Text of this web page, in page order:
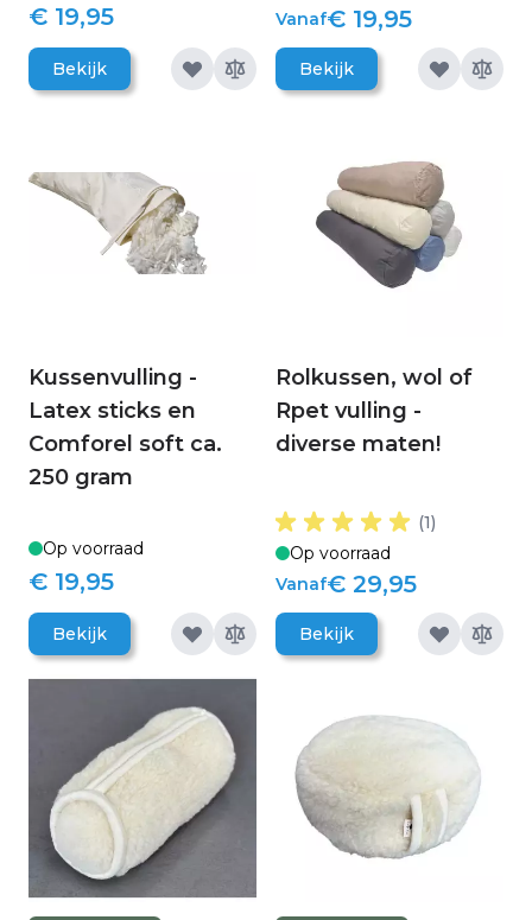
€ 19,95
Bekijk
Vanaf€ 19,95
Bekijk
Kussenvulling -
Latex sticks en
Comforel soft ca.
250 gram
Op voorraad
€ 19,95
Bekijk
Rolkussen, wol of
Rpet vulling -
diverse maten!
(1)
Op voorraad
Vanaf€ 29,95
Bekijk